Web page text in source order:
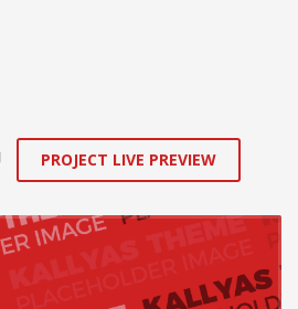
PROJECT LIVE PREVIEW